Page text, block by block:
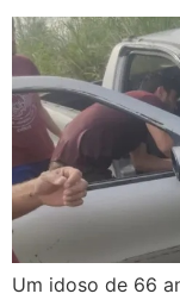
Um idoso de 66